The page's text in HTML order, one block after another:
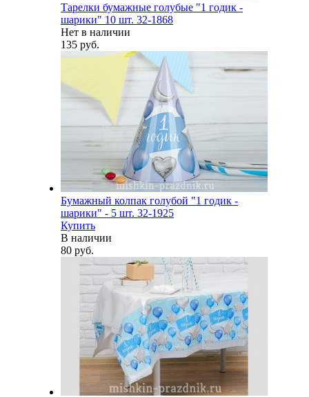
Тарелки бумажные голубые "1 годик -
шарики" 10 шт. 32-1868
Нет в наличии
135 руб.
Бумажный колпак голубой "1 годик -
шарики" - 5 шт. 32-1925
Купить
В наличии
80 руб.